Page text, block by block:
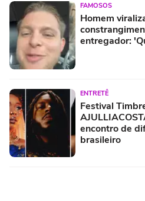
FAMOSOS
Homem
entregador:
ENTRETÊ
Festival
encontro de
brasileiro